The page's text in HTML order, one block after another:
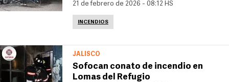
21 de febrero de 2026 - 08:12 HS
INCENDIOS
JALISCO
Sofocan conato de incendio en
Lomas del Refugio